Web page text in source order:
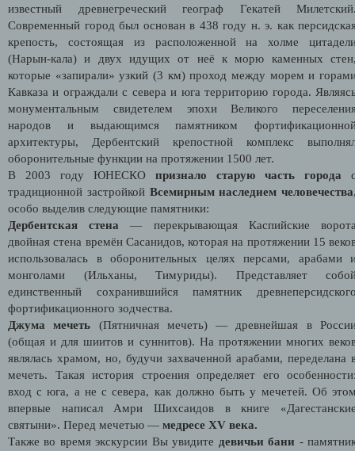
известный древнегреческий географ Гекатей
Современный город был основан в 438 году н. э. как
крепость, состоящая из расположенной на холме
(Нарын-кала) и двух идущих от неё к морю каменных
которые «запирали» узкий (3 км) проход между морем и
Кавказа и ограждали с севера и юга территорию города.
монументальным свидетелем эпохи Великого
народов и выдающимся памятником
архитектуры, Дербентский крепостной комплекс
оборонительные функции на протяжении 1500 лет.
В 2003 году ЮНЕСКО признало старую часть города
традиционной застройкой Всемирным наследием человечества
особо выделив следующие памятники:
Дербентская стена — перекрывающая Каспийские
двойная стена времён Сасанидов, которая на протяжении 15
использовалась в оборонительных целях персами, арабами
монголами (Ильханы, Тимуриды). Представляет
единственный сохранившийся памятник
фортификационного зодчества.
Джума мечеть (Пятничная мечеть) — древнейшая в
(общая и для шиитов и суннитов). На протяжении многих
являлась храмом, но, будучи захваченной арабами, переделана
мечеть. Такая история строения определяет его
вход с юга, а не с севера, как должно быть у мечетей. Об
впервые написал Амри Шихсаидов в книге
святыни». Перед мечетью — медресе XV века.
Также во время экскурсии Вы увидите девичьи бани -